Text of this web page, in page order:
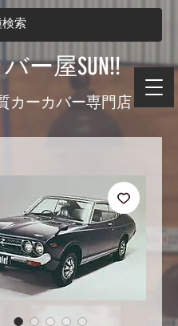
カーカバー専門店
ー屋SUN!!